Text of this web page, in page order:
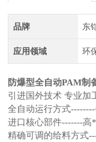
品牌 东
应用领域 环
防爆型全自动PAM制
引进国外技术 专业加
全自动运行方式
进口核心部件-------高*
精确可调的给料方式